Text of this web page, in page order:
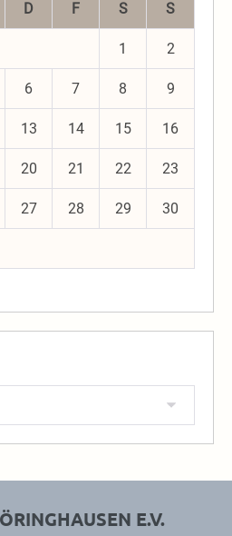
D F S S
1 2
6 7 8 9
13 14 15 16
20 21 22 23
27 28 29 30
E.V.